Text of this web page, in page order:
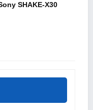
SHAKE-X30